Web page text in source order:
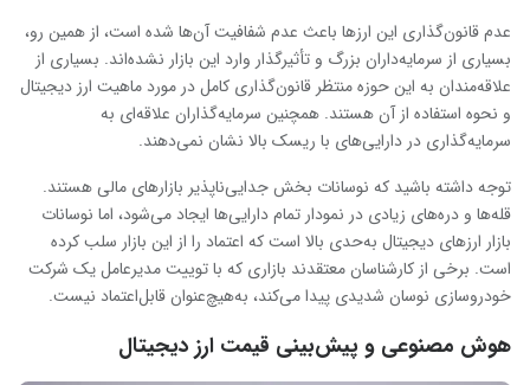
عدم قانون‌گذاری این ارزها باعث عدم شفافیت آن‌ها شده است، از همین رو،
بسیاری از سرمایه‌داران بزرگ و تأثیرگذار وارد این بازار نشده‌اند. بسیاری از
علاقه‌مندان به این حوزه منتظر قانون‌گذاری کامل در مورد ماهیت ارز دیجیتال
و نحوه استفاده از آن هستند. همچنین سرمایه‌گذاران علاقه‌ای به
سرمایه‌گذاری در دارایی‌های با ریسک بالا نشان نمی‌دهند.
توجه داشته باشید که نوسانات بخش جدایی‌ناپذیر بازارهای مالی هستند.
قله‌ها و دره‌های زیادی در نمودار تمام دارایی‌ها ایجاد می‌شود، اما نوسانات
بازار ارزهای دیجیتال به‌حدی بالا است که اعتماد را از این بازار سلب کرده
است. برخی از کارشناسان معتقدند بازاری که با توییت مدیرعامل یک شرکت
خودروسازی نوسان شدیدی پیدا می‌کند، به‌هیچ‌عنوان قابل‌اعتماد نیست.
هوش مصنوعی و پیش‌بینی قیمت ارز دیجیتال